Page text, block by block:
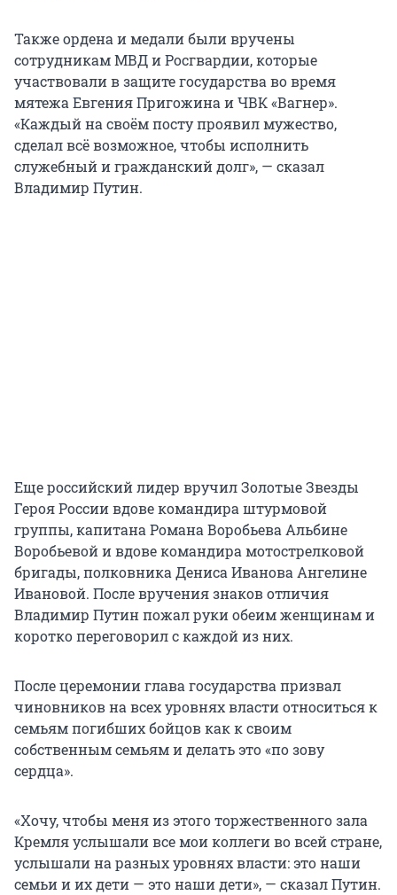
Также ордена и медали были вручены
сотрудникам МВД и Росгвардии, которые
участвовали в защите государства во время
мятежа Евгения Пригожина и ЧВК «Вагнер».
«Каждый на своём посту проявил мужество,
сделал всё возможное, чтобы исполнить
служебный и гражданский долг», — сказал
Владимир Путин.
Еще российский лидер вручил Золотые Звезды
Героя России вдове командира штурмовой
группы, капитана Романа Воробьева Альбине
Воробьевой и вдове командира мотострелковой
бригады, полковника Дениса Иванова Ангелине
Ивановой. После вручения знаков отличия
Владимир Путин пожал руки обеим женщинам и
коротко переговорил с каждой из них.
После церемонии глава государства призвал
чиновников на всех уровнях власти относиться к
семьям погибших бойцов как к своим
собственным семьям и делать это «по зову
сердца».
«Хочу, чтобы меня из этого торжественного зала
Кремля услышали все мои коллеги во всей стране,
услышали на разных уровнях власти: это наши
семьи и их дети — это наши дети», — сказал Путин.